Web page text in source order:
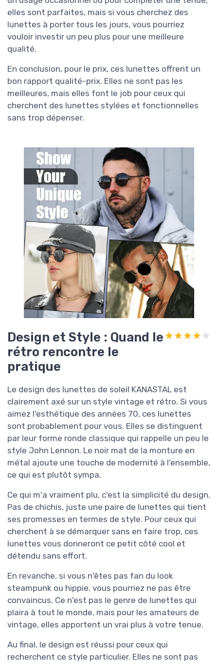
elles sont parfaites, mais si vous cherchez des
lunettes à porter tous les jours, vous pourriez
vouloir investir un peu plus pour une meilleure
qualité.
En conclusion, pour le prix, ces lunettes offrent un
bon rapport qualité-prix. Elles ne sont pas les
meilleures, mais elles font le job pour ceux qui
cherchent des lunettes stylées et fonctionnelles
sans trop dépenser.
Design et Style : Quand le
rétro rencontre le
pratique
★★★★★
★★★★★
Le design des lunettes de soleil KANASTAL est
clairement axé sur un style vintage et rétro. Si vous
aimez l'esthétique des années 70, ces lunettes
sont probablement pour vous. Elles se distinguent
par leur forme ronde classique qui rappelle un peu le
style John Lennon. Le noir mat de la monture en
métal ajoute une touche de modernité à l'ensemble,
ce qui est plutôt sympa.
Ce qui m'a vraiment plu, c'est la simplicité du design.
Pas de chichis, juste une paire de lunettes qui tient
ses promesses en termes de style. Pour ceux qui
cherchent à se démarquer sans en faire trop, ces
lunettes vous donneront ce petit côté cool et
détendu sans effort.
En revanche, si vous n'êtes pas fan du look
steampunk ou hippie, vous pourriez ne pas être
convaincus. Ce n'est pas le genre de lunettes qui
plaira à tout le monde, mais pour les amateurs de
vintage, elles apportent un vrai plus à votre tenue.
Au final, le design est réussi pour ceux qui
recherchent ce style particulier. Elles ne sont pas